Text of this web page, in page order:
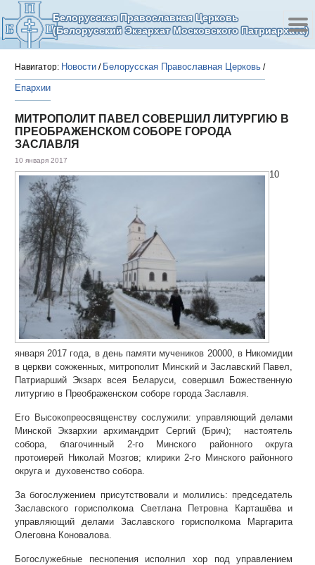
Белорусская Православная Церковь
(Белорусский Экзархат Московского Патриархата)
Навигатор: Новости / Белорусская Православная Церковь /
Епархии
МИТРОПОЛИТ ПАВЕЛ СОВЕРШИЛ ЛИТУРГИЮ В
ПРЕОБРАЖЕНСКОМ СОБОРЕ ГОРОДА
ЗАСЛАВЛЯ
10 января 2017
10
января 2017 года, в день памяти мучеников 20000, в Никомидии
в церкви сожженных, митрополит Минский и Заславский Павел,
Патриарший Экзарх всея Беларуси, совершил Божественную
литургию в Преображенском соборе города Заславля.
Его Высокопреосвященству сослужили: управляющий делами
Минской Экзархии архимандрит Сергий (Брич); настоятель
собора, благочинный 2-го Минского районного округа
протоиерей Николай Мозгов; клирики 2-го Минского районного
округа и духовенство собора.
За богослужением присутствовали и молились: председатель
Заславского горисполкома Светлана Петровна Карташёва и
управляющий делами Заславского горисполкома Маргарита
Олеговна Коновалова.
Богослужебные песнопения исполнил хор под управлением